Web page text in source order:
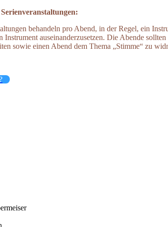
behandeln pro Abend, in der Regel, ein
Instrument auseinanderzusetzen. Die Abende
sowie einen Abend dem Thema „Stimme“ zu